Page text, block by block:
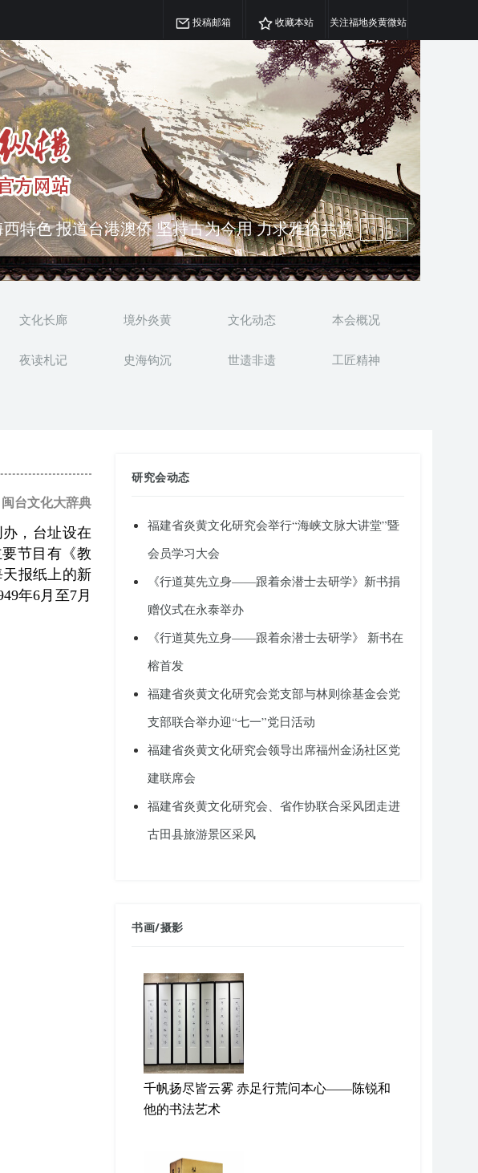
投稿邮箱 收藏本站 关注福地炎黄微站
特色 报道台港澳侨 坚持古为今用 力求雅俗共赏
文化 振奋民族精神 介绍民族瑰宝 宣传中华精英
文化长廊 境外炎黄 文化动态 本会概况
夜读札记 史海钩沉 世遗非遗 工匠精神
台文化大辞典
，台址设在
节目有《教
报纸上的新
年6月至7月
研究会动态
福建省炎黄文化研究会举行“海峡文脉大讲堂”暨
会员学习大会
《行道莫先立身——跟着余潜士去研学》新书捐
赠仪式在永泰举办
《行道莫先立身——跟着余潜士去研学》 新书在
榕首发
福建省炎黄文化研究会党支部与林则徐基金会党
支部联合举办迎“七一”党日活动
福建省炎黄文化研究会领导出席福州金汤社区党
建联席会
福建省炎黄文化研究会、省作协联合采风团走进
古田县旅游景区采风
书画/摄影
千帆扬尽皆云雾 赤足行荒问本心——陈锐和
他的书法艺术